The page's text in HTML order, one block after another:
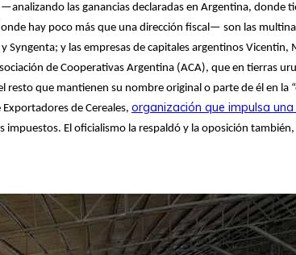
las ganancias declaradas en Argentina, donde
hay poco más que una dirección fiscal— son las
Syngenta; y las empresas de capitales argentinos Vicentin,
de Cooperativas Argentina (ACA), que en tierras
resto que mantienen su nombre original o parte de él en la
de Cereales, organización que impulsa
impuestos. El oficialismo la respaldó y la oposición